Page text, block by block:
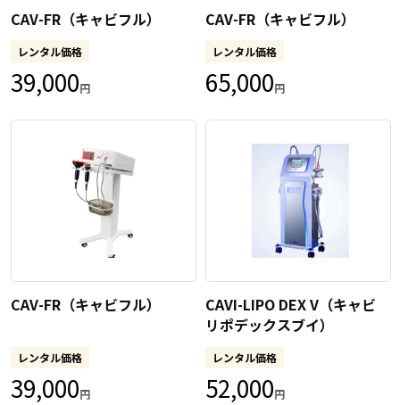
CAV-FR（キャビフル）
レンタル価格
39,000円
CAV-FR（キャビフル）
レンタル価格
65,000円
CAV-FR（キャビフル）
レンタル価格
39,000円
CAVI-LIPO DEX V（キャビ
リポデックスブイ）
レンタル価格
52,000円